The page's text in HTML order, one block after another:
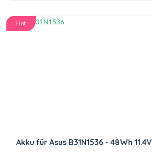
Hot
Akku für Asus B31N1536 - 48Wh 11.4V